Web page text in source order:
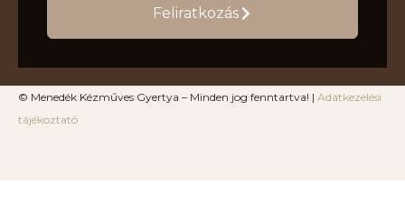
Feliratkozás
© Menedék Kézműves Gyertya – Minden jog fenntartva! | Adatkezelési
tájékoztató